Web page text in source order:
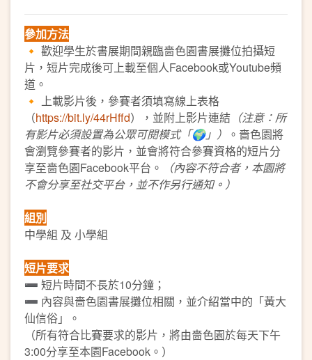
參加方法
🔸 歡迎學生於書展期間親臨嗇色園書展攤位拍攝短
片，短片完成後可上載至個人Facebook或Youtube頻
道。
🔸 上載影片後，參賽者須填寫線上表格
（https://bit.ly/44rHffd），並附上影片連結 （注意：所
有影片必須設置為公眾可閱模式「🌍」）
。嗇色園將
會瀏覽參賽者的影片，並會將符合參賽資格的短片分
享至嗇色園Facebook平台。
（內容不符合者，本園將
不會分享至社交平台，並不作另行通知。）
組別
中學組 及 小學組
短片要求
➖ 短片時間不長於10分鐘；
➖ 內容與嗇色園書展攤位相關，並介紹當中的「黃大
仙信俗」。
（所有符合比賽要求的影片，將由嗇色園於每天下午
3:00分享至本園Facebook。）